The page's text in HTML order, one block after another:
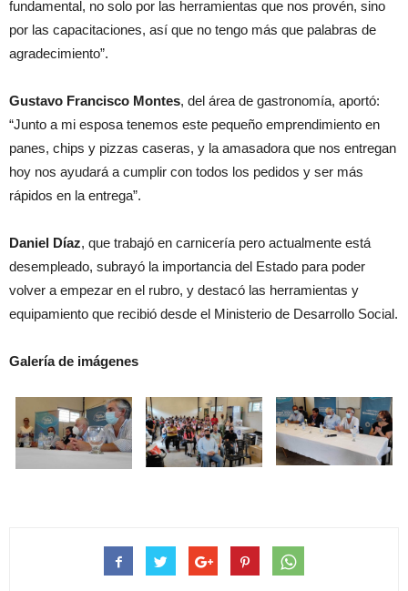
fundamental, no solo por las herramientas que nos provén, sino
por las capacitaciones, así que no tengo más que palabras de
agradecimiento”.
Gustavo Francisco Montes, del área de gastronomía, aportó:
“Junto a mi esposa tenemos este pequeño emprendimiento en
panes, chips y pizzas caseras, y la amasadora que nos entregan
hoy nos ayudará a cumplir con todos los pedidos y ser más
rápidos en la entrega”.
Daniel Díaz, que trabajó en carnicería pero actualmente está
desempleado, subrayó la importancia del Estado para poder
volver a empezar en el rubro, y destacó las herramientas y
equipamiento que recibió desde el Ministerio de Desarrollo Social.
Galería de imágenes